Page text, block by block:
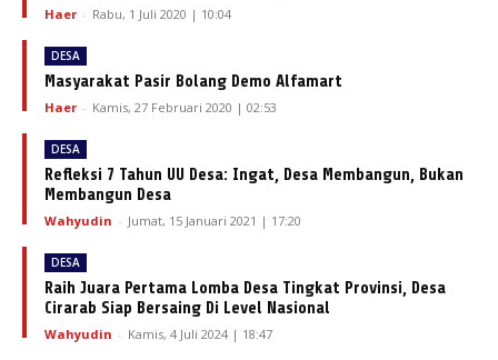
Haer - Rabu, 1 Juli 2020 | 10:04
DESA
Masyarakat Pasir Bolang Demo Alfamart
Haer - Kamis, 27 Februari 2020 | 02:53
DESA
Refleksi 7 Tahun UU Desa: Ingat, Desa Membangun, Bukan
Membangun Desa
Wahyudin - Jumat, 15 Januari 2021 | 17:20
DESA
Raih Juara Pertama Lomba Desa Tingkat Provinsi, Desa
Cirarab Siap Bersaing Di Level Nasional
Wahyudin - Kamis, 4 Juli 2024 | 18:47